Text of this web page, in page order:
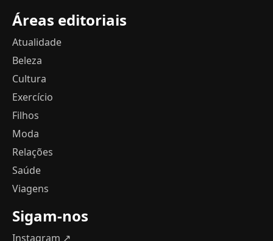
Áreas editoriais
Atualidade
Beleza
Cultura
Exercício
Filhos
Moda
Relações
Saúde
Viagens
Sigam-nos
Instagram ↗